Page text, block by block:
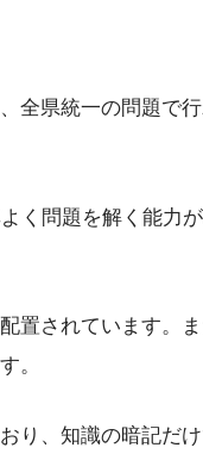
全県統一の問題で
く問題を解く能
置されています。
。
、知識の暗記だ